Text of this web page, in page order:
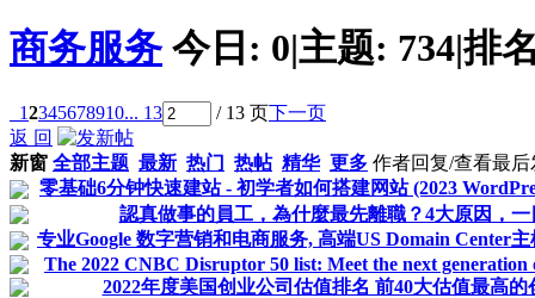
商务服务 今日: 0|主题: 734|排
12345678910... 13 / 13 页下一页
返 回
新窗 全部主题 最新 热门 热帖 精华 更多 作者回复/查看最后
零基础6分钟快速建站 - 初学者如何搭建网站 (2023
認真做事的員工，為什麼最先離職？4大原因，一
专业Google 数字营销和电商服务, 高端US Domain Center
The 2022 CNBC Disruptor 50 list: Meet the next generation
2022年度美国创业公司估值排名 前40大估值最高的